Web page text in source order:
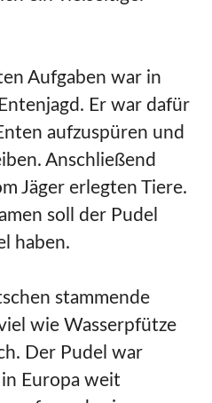
Aufgaben war in
Er war dafür
aufzuspüren und
Anschließend
Jäger erlegten Tiere.
soll der Pudel
haben.
stammende
wie Wasserpfütze
Der Pudel war
Europa weit